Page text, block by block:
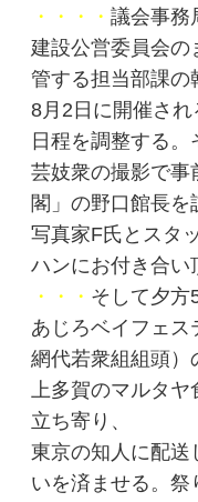
・・・・議会事務
建設公営委員会の
管する担当部課の
8月2日に開催さ
日程を調整する。
芸妓衆の撮影で事
閣」の野口館長を
写真家F氏とスタ
ハンにお付き合い
・・・ そして夕方
あじろベイフェス
網代若衆組組頭）
上多賀のマルタヤ
立ち寄り、
東京の知人に配送
いを済ませる。祭